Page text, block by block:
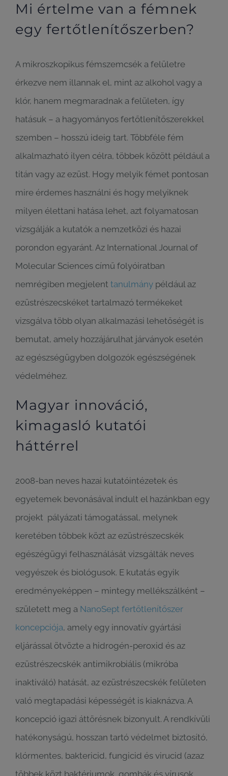
Mi értelme van a fémnek
egy fertőtlenítőszerben?
A mikroszkopikus fémszemcsék a felületre
érkezve nem illannak el, mint az alkohol vagy a
klór, hanem megmaradnak a felületen, így
hatásuk – a hagyományos fertőtlenítőszerekkel
szemben – hosszú ideig tart. Többféle fém
alkalmazható ilyen célra, többek között például a
titán vagy az ezüst. Hogy melyik fémet pontosan
mire érdemes használni és hogy melyiknek
milyen élettani hatása lehet, azt folyamatosan
vizsgálják a kutatók a nemzetközi és hazai
porondon egyaránt. Az International Journal of
Molecular Sciences című folyóiratban
nemrégiben megjelent tanulmány például az
ezüstrészecskéket tartalmazó termékeket
vizsgálva több olyan alkalmazási lehetőségét is
bemutat, amely hozzájárulhat járványok esetén
az egészségügyben dolgozók egészségének
védelméhez.
Magyar innováció,
kimagasló kutatói
háttérrel
2008-ban neves hazai kutatóintézetek és
egyetemek bevonásával indult el hazánkban egy
projekt pályázati támogatással, melynek
keretében többek közt az ezüstrészecskék
egészégügyi felhasználását vizsgálták neves
vegyészek és biológusok. E kutatás egyik
eredményeképpen – mintegy mellékszálként –
született meg a NanoSept fertőtlenítőszer
koncepciója, amely egy innovatív gyártási
eljárással ötvözte a hidrogén-peroxid és az
ezüstrészecskék antimikrobiális (mikróba
inaktiváló) hatását, az ezüstrészecskék felületen
való megtapadási képességét is kiaknázva. A
koncepció igazi áttörésnek bizonyult. A rendkívüli
hatékonyságú, hosszan tartó védelmet biztosító,
klórmentes, baktericid, fungicid és virucid (azaz